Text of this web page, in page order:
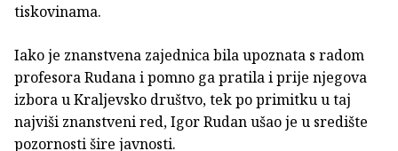
tiskovinama.
Iako je znanstvena zajednica bila upoznata s radom
profesora Rudana i pomno ga pratila i prije njegova
izbora u Kraljevsko društvo, tek po primitku u taj
najviši znanstveni red, Igor Rudan ušao je u središte
pozornosti šire javnosti.